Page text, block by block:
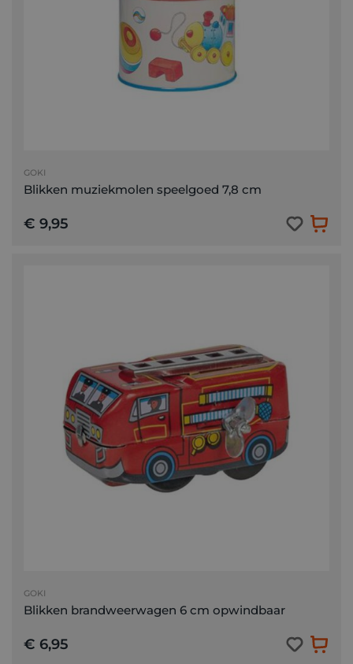
GOKI
Blikken muziekmolen speelgoed 7,8 cm
€ 9,95
GOKI
Blikken brandweerwagen 6 cm opwindbaar
€ 6,95